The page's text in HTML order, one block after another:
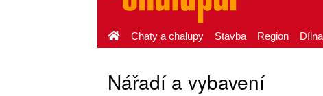
Chaty a chalupy Stavba Region Dílna
Nářadí a vybavení